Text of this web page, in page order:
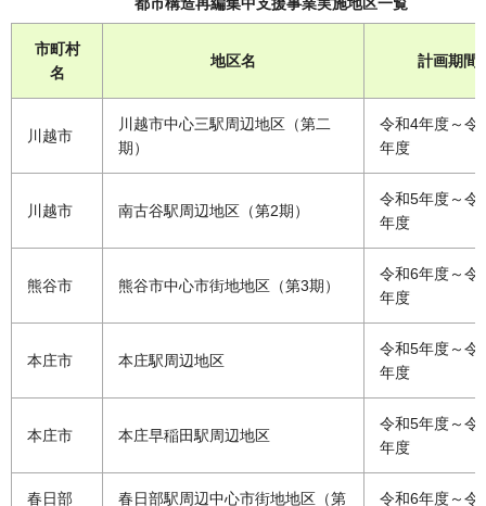
都市構造再編集中支援事業実施地区一覧
市町村
名
地区名 計画期間
川越市
川越市中心三駅周辺地区（第二
期）
令和4年度～令
年度
川越市 南古谷駅周辺地区（第2期）
令和5年度～令
年度
熊谷市 熊谷市中心市街地地区（第3期）
令和6年度～令
年度
本庄市 本庄駅周辺地区
令和5年度～令
年度
本庄市 本庄早稲田駅周辺地区
令和5年度～令
年度
春日部 春日部駅周辺中心市街地地区（第 令和6年度～令